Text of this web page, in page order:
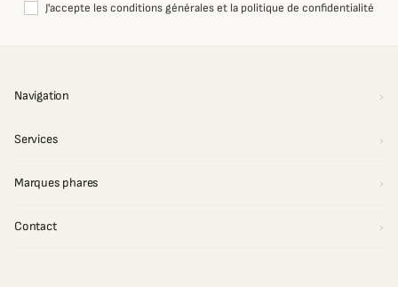
J'accepte les conditions générales et la politique de confidentialité
Navigation
Services
Marques phares
Contact